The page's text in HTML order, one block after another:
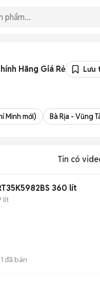
Hãng Giá Rẻ Lưu
Minh mới) Bà Rịa - Vũng
Tin có
360 lít
lít
đã bán